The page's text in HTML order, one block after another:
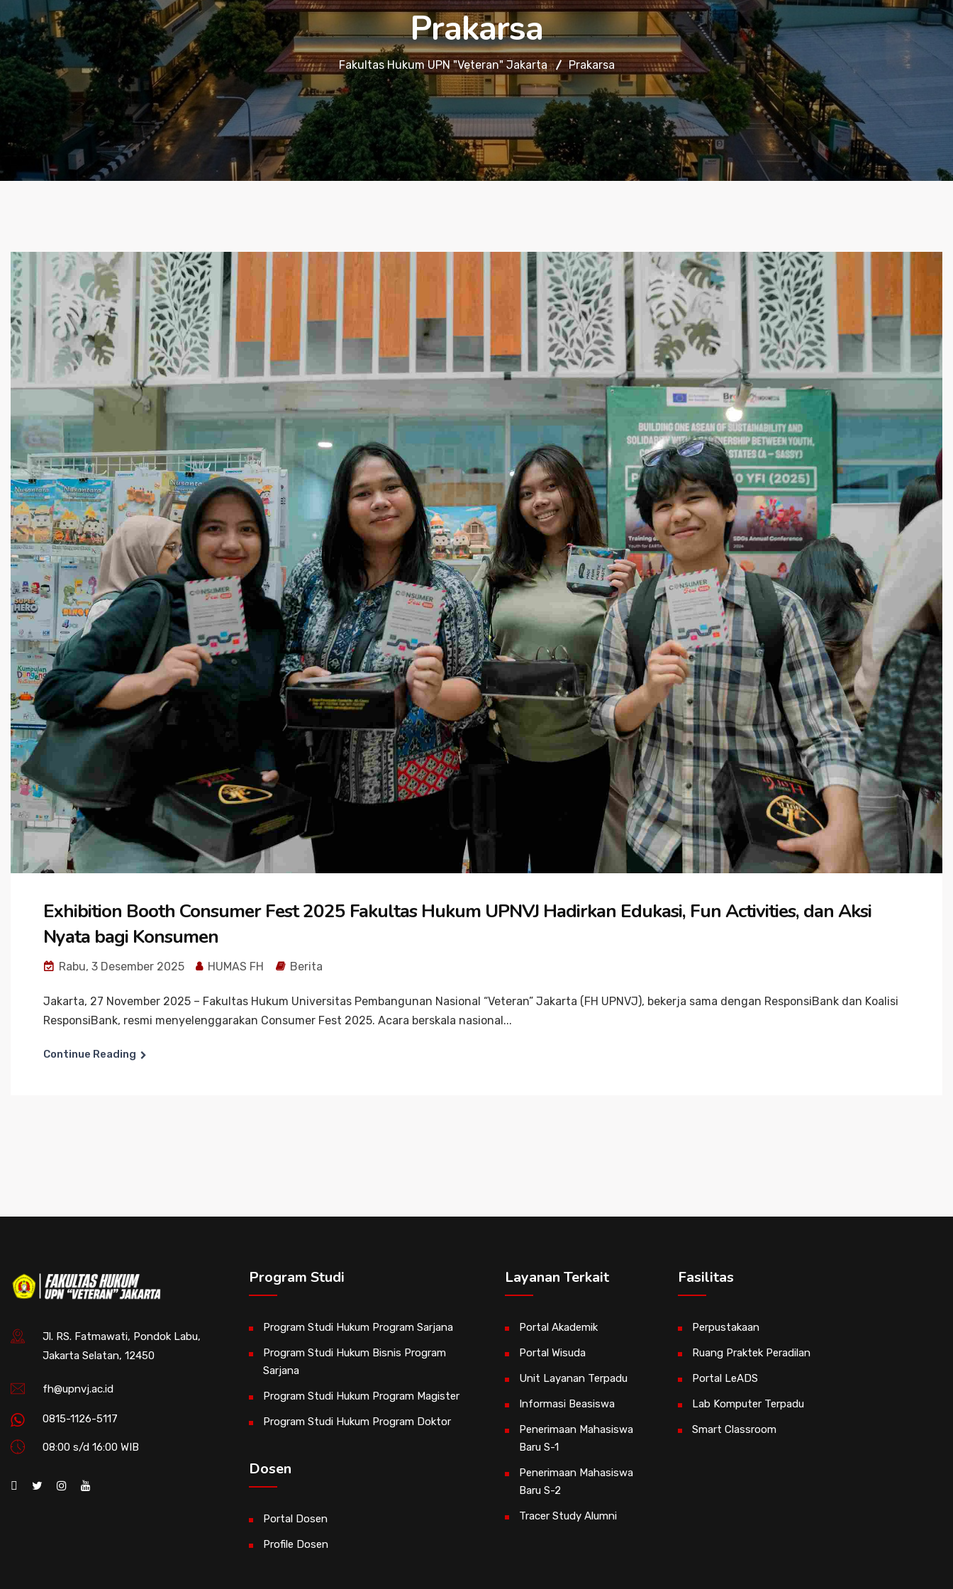
Prakarsa
Fakultas Hukum UPN "Veteran" Jakarta Prakarsa
Exhibition Booth Consumer Fest 2025 Fakultas Hukum UPNVJ Hadirkan Edukasi, Fun Activities, dan Aksi
Nyata bagi Konsumen
Rabu, 3 Desember 2025 HUMAS FH Berita
Jakarta, 27 November 2025 – Fakultas Hukum Universitas Pembangunan Nasional “Veteran” Jakarta (FH UPNVJ), bekerja sama dengan ResponsiBank dan Koalisi
ResponsiBank, resmi menyelenggarakan Consumer Fest 2025. Acara berskala nasional...
Continue Reading
Jl. RS. Fatmawati, Pondok Labu,
Jakarta Selatan, 12450
fh@upnvj.ac.id
0815-1126-5117
08:00 s/d 16:00 WIB
Program Studi
Program Studi Hukum Program Sarjana
Program Studi Hukum Bisnis Program
Sarjana
Program Studi Hukum Program Magister
Program Studi Hukum Program Doktor
Dosen
Portal Dosen
Profile Dosen
Layanan Terkait
Portal Akademik
Portal Wisuda
Unit Layanan Terpadu
Informasi Beasiswa
Penerimaan Mahasiswa
Baru S-1
Penerimaan Mahasiswa
Baru S-2
Tracer Study Alumni
Fasilitas
Perpustakaan
Ruang Praktek Peradilan
Portal LeADS
Lab Komputer Terpadu
Smart Classroom